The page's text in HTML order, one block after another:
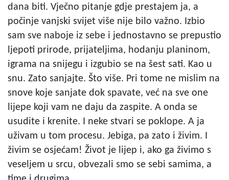
dana biti. Vječno pitanje gdje prestajem ja, a
počinje vanjski svijet više nije bilo važno. Izbio
sam sve naboje iz sebe i jednostavno se prepustio
ljepoti prirode, prijateljima, hodanju planinom,
igrama na snijegu i izgubio se na šest sati. Kao u
snu. Zato sanjajte. Što više. Pri tome ne mislim na
snove koje sanjate dok spavate, već na sve one
lijepe koji vam ne daju da zaspite. A onda se
usudite i krenite. I neke stvari se poklope. A ja
uživam u tom procesu. Jebiga, pa zato i živim. I
živim se osjećam! Život je lijep i, ako ga živimo s
veseljem u srcu, obvezali smo se sebi samima, a